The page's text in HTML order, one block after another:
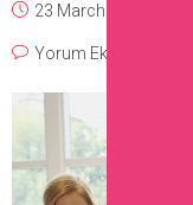
23 March 2017
Yorum Ekle